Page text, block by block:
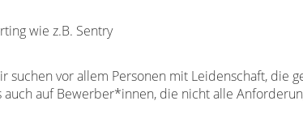
wie z.B. Sentry
suchen vor allem Personen mit Leidenschaft, die
auf Bewerber*innen, die nicht alle